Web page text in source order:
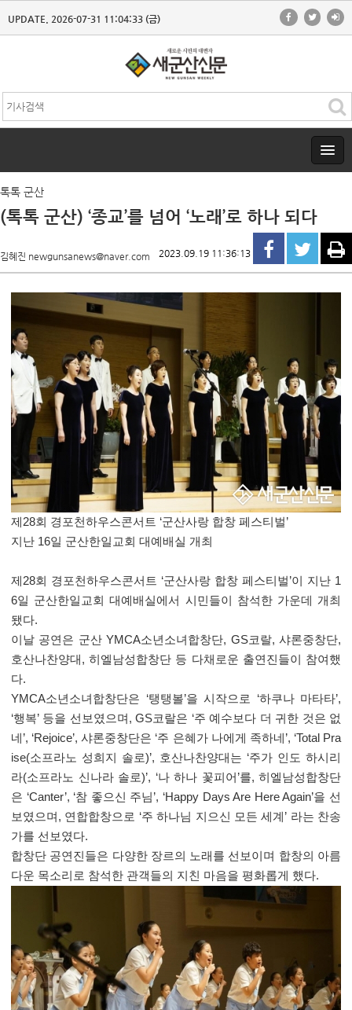
UPDATE. 2026-07-31 11:04:33 (금)
톡톡 군산
(톡톡 군산) ‘종교’를 넘어 ‘노래’로 하나 되다
김혜진 newgunsanews@naver.com 2023.09.19 11:36:13
제28회 경포천하우스콘서트 ‘군산사랑 합창 페스티벌’
지난 16일 군산한일교회 대예배실 개최
제28회 경포천하우스콘서트 ‘군산사랑 합창 페스티벌’이 지난 1
6일 군산한일교회 대예배실에서 시민들이 참석한 가운데 개최
됐다.
이날 공연은 군산 YMCA소년소녀합창단, GS코랄, 샤론중창단,
호산나찬양대, 히엘남성합창단 등 다채로운 출연진들이 참여했
다.
YMCA소년소녀합창단은 ‘탱탱볼’을 시작으로 ‘하쿠나 마타타’,
‘행복’ 등을 선보였으며, GS코랄은 ‘주 예수보다 더 귀한 것은 없
네’, ‘Rejoice’, 샤론중창단은 ‘주 은혜가 나에게 족하네’, ‘Total Pra
ise(소프라노 성희지 솔로)’, 호산나찬양대는 ‘주가 인도 하시리
라(소프라노 신나라 솔로)’, ‘나 하나 꽃피어’를, 히엘남성합창단
은 ‘Canter’, ‘참 좋으신 주님’, ‘Happy Days Are Here Again’을 선
보였으며, 연합합창으로 ‘주 하나님 지으신 모든 세계’ 라는 찬송
가를 선보였다.
합창단 공연진들은 다양한 장르의 노래를 선보이며 합창의 아름
다운 목소리로 참석한 관객들의 지친 마음을 평화롭게 했다.